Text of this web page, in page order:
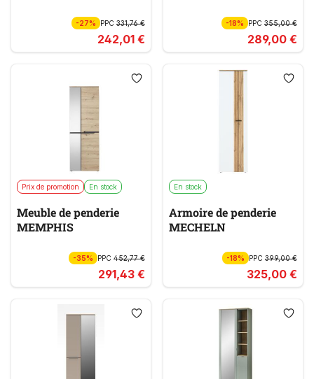
-27% PPC 331,76 €
242,01 €
-18% PPC355,00 €
289,00 €
Prix de promotion En stock
Meuble de penderie
MEMPHIS
-35% PPC 452,77 €
291,43 €
En stock
Armoire de penderie
MECHELN
-18% PPC399,00 €
325,00 €